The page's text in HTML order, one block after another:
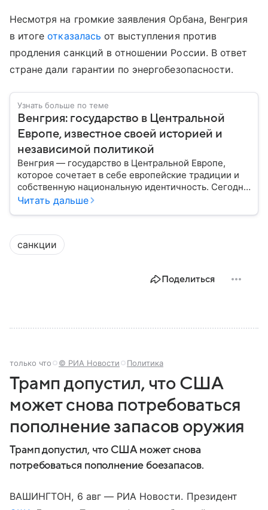
Несмотря на громкие заявления Орбана, Венгрия
в итогеотказалась от выступления против
продления санкций в отношении России. В ответ
стране дали гарантии по энергобезопасности.
Узнать больше по теме
Венгрия: государство в Центральной
Европе, известное своей историей и
независимой политикой
Венгрия — государство в Центральной Европе,
которое сочетает в себе европейские традиции и
собственную национальную идентичность. Сегодня
страна играет заметную роль в политике ЕС, а ее
Читать дальше
санкции
Поделиться
только что © РИА Новости Политика
Трамп допустил, что США
может снова потребоваться
пополнение запасов оружия
Трамп допустил, что США может снова
потребоваться пополнение боезапасов.
ВАШИНГТОН, 6 авг — РИА Новости. Президент